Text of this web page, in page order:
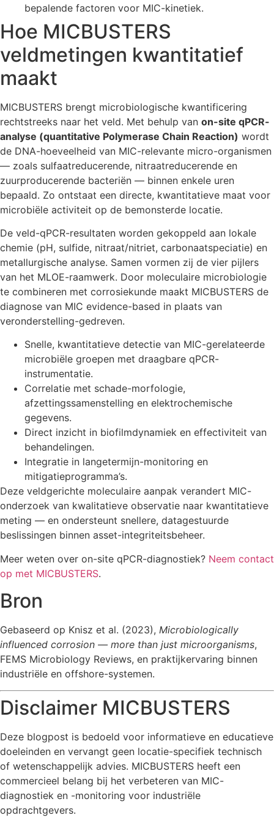
bepalende factoren voor MIC-kinetiek.
Hoe MICBUSTERS
veldmetingen kwantitatief
maakt
MICBUSTERS brengt microbiologische kwantificering
rechtstreeks naar het veld. Met behulp van on-site qPCR-
analyse (quantitative Polymerase Chain Reaction) wordt
de DNA-hoeveelheid van MIC-relevante micro-organismen
— zoals sulfaatreducerende, nitraatreducerende en
zuurproducerende bacteriën — binnen enkele uren
bepaald. Zo ontstaat een directe, kwantitatieve maat voor
microbiële activiteit op de bemonsterde locatie.
De veld-qPCR-resultaten worden gekoppeld aan lokale
chemie (pH, sulfide, nitraat/nitriet, carbonaatspeciatie) en
metallurgische analyse. Samen vormen zij de vier pijlers
van het MLOE-raamwerk. Door moleculaire microbiologie
te combineren met corrosiekunde maakt MICBUSTERS de
diagnose van MIC evidence-based in plaats van
veronderstelling-gedreven.
Snelle, kwantitatieve detectie van MIC-gerelateerde
microbiële groepen met draagbare qPCR-
instrumentatie.
Correlatie met schade-morfologie,
afzettingssamenstelling en elektrochemische
gegevens.
Direct inzicht in biofilmdynamiek en effectiviteit van
behandelingen.
Integratie in langetermijn-monitoring en
mitigatieprogramma’s.
Deze veldgerichte moleculaire aanpak verandert MIC-
onderzoek van kwalitatieve observatie naar kwantitatieve
meting — en ondersteunt snellere, datagestuurde
beslissingen binnen asset-integriteitsbeheer.
Meer weten over on-site qPCR-diagnostiek? Neem contact
op met MICBUSTERS.
Bron
Gebaseerd op Knisz et al. (2023), Microbiologically
influenced corrosion — more than just microorganisms,
FEMS Microbiology Reviews, en praktijkervaring binnen
industriële en offshore-systemen.
Disclaimer MICBUSTERS
Deze blogpost is bedoeld voor informatieve en educatieve
doeleinden en vervangt geen locatie-specifiek technisch
of wetenschappelijk advies. MICBUSTERS heeft een
commercieel belang bij het verbeteren van MIC-
diagnostiek en -monitoring voor industriële
opdrachtgevers.